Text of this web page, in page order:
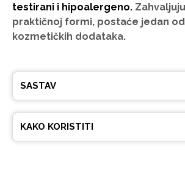
testirani i hipoalergeno.
praktičnoj formi, postaće jedan
kozmetičkih dodataka.
SASTAV
KAKO KORISTITI